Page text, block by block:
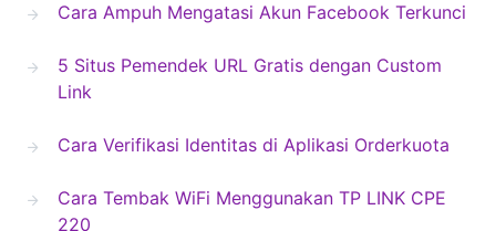
Cara Ampuh Mengatasi Akun Facebook Terkunci
5 Situs Pemendek URL Gratis dengan Custom
Link
Cara Verifikasi Identitas di Aplikasi Orderkuota
Cara Tembak WiFi Menggunakan TP LINK CPE
220